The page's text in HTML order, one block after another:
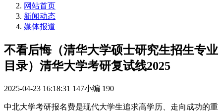
网站首页
新闻动态
媒体报道
不看后悔（清华大学硕士研究生招生专业
目录）清华大学考研复试线2025
2025-04-23 16:18:31 147小编 190
中北大学考研报名费是现代大学生追求高学历、走向成功的重